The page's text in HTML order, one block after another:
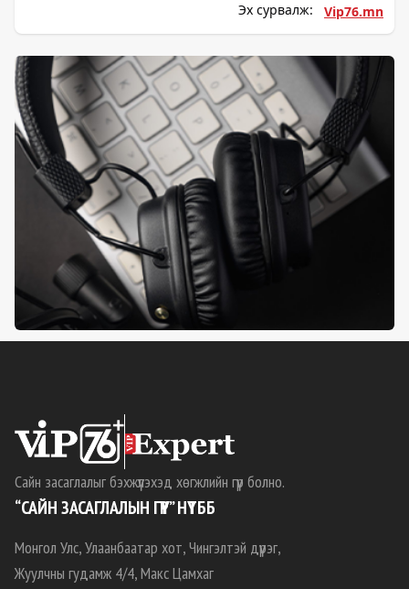
Эх сурвалж: Vip76.mn
Сайн засаглалыг бэхжүүлэхэд хөгжлийн гүүр болно.
“САЙН ЗАСАГЛАЛЫН ГҮҮР” НҮТББ
Монгол Улс, Улаанбаатар хот, Чингэлтэй дүүрэг,
Жуулчны гудамж 4/4, Макс Цамхаг